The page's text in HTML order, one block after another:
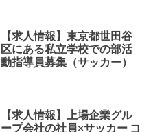
【求人情報】東京都世田谷
区にある私立学校での部活
動指導員募集（サッカー）
【求人情報】上場企業グル
ープ会社の社員×サッカー コ